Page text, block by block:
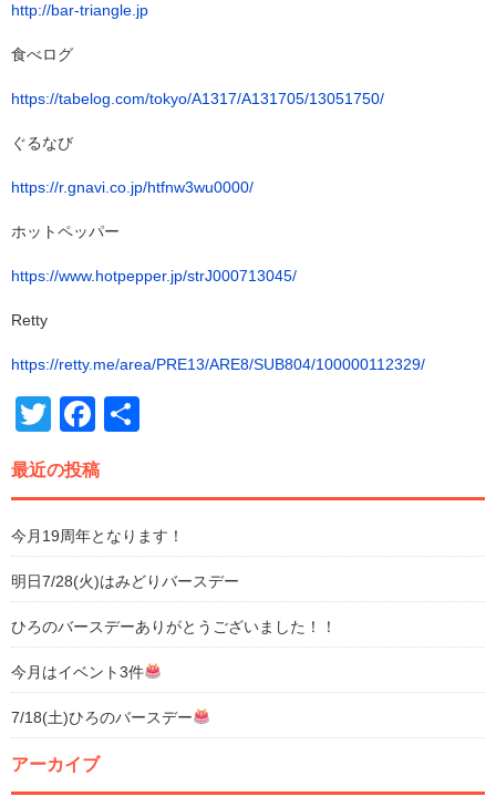
http://bar-triangle.jp
食べログ
https://tabelog.com/tokyo/A1317/A131705/13051750/
ぐるなび
https://r.gnavi.co.jp/htfnw3wu0000/
ホットペッパー
https://www.hotpepper.jp/strJ000713045/
Retty
https://retty.me/area/PRE13/ARE8/SUB804/100000112329/
TwitterFacebook
最近の投稿
今月19周年となります！
明日7/28(火)はみどりバースデー
ひろのバースデーありがとうございました！！
今月はイベント3件
7/18(土)ひろのバースデー
アーカイブ